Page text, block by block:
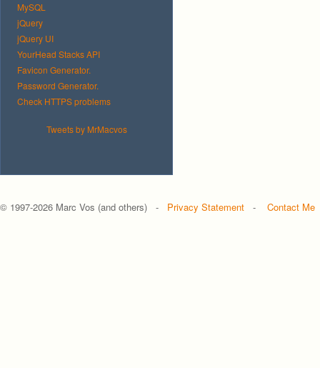
MySQL
jQuery
jQuery UI
YourHead Stacks API
Favicon Generator.
Password Generator.
Check HTTPS problems
Tweets by MrMacvos
© 1997-2026 Marc Vos (and others) - Privacy Statement - Contact Me